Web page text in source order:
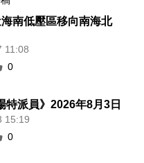
南低壓區移向南海北
11:08
0
特派員》2026年8月3日
15:19
0